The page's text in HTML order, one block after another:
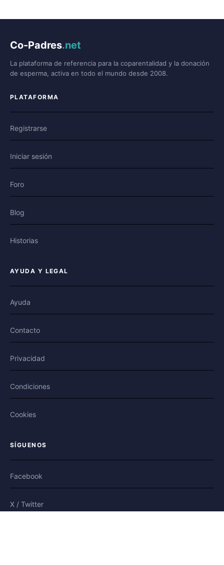
Co-Padres.net
La plataforma de referencia para la coparentalidad y la donación
de esperma, activa en todo el mundo desde 2008.
PLATAFORMA
Registrarse
Iniciar sesión
Foro
Blog
Historias
AYUDA Y LEGAL
Ayuda
Contacto
Privacidad
Condiciones
Cookies
SÍGUENOS
Facebook
X / Twitter